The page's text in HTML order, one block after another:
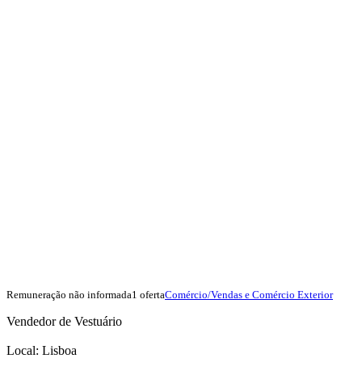
Remuneração não informada1 ofertaComércio/Vendas e Comércio Exterior
Vendedor de Vestuário
Local: Lisboa